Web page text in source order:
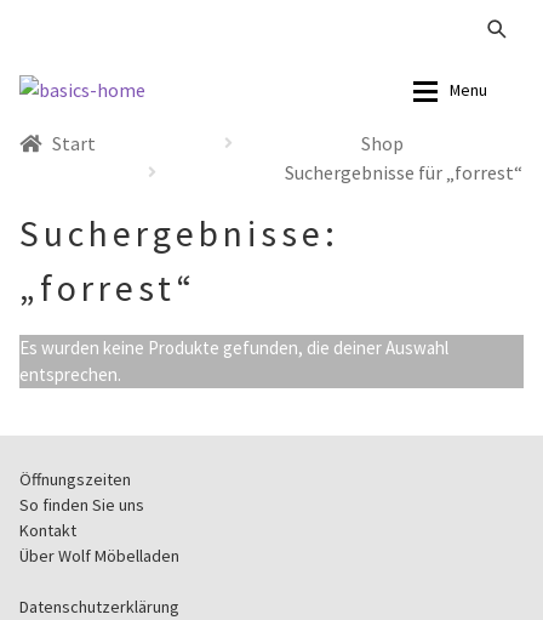
Zur
springen
Zum
springen
Menu
Alle Produkte
Sofas
Stühle
Tische
Accessoires
Lampen
Betten und Bettsofas
Alle Produkte
Kataloge Landhaus
Kataloge Massivholz
Kataloge Trends
Start
Shop
Suchergebnisse für „forrest“
Suchergebnisse:
„forrest“
Es wurden keine Produkte gefunden, die deiner Auswahl
entsprechen.
Öffnungszeiten
So finden Sie uns
Kontakt
Über Wolf Möbelladen
Datenschutzerklärung